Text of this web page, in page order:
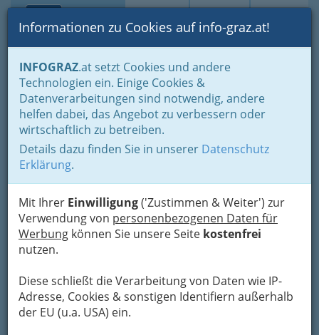
Suche Login Toggle
Informationen zu Cookies auf info-graz.at!
INFOGRAZ.at setzt Cookies und andere
Technologien ein. Einige Cookies &
Datenverarbeitungen sind notwendig, andere
helfen dabei, das Angebot zu verbessern oder
wirtschaftlich zu betreiben.
Details dazu finden Sie in unserer Datenschutz
Erklärung.
Mit Ihrer Einwilligung('Zustimmen & Weiter') zur
Verwendung von personenbezogenen Daten für
Werbung können Sie unsere Seite kostenfrei
nutzen.
Diese schließt die Verarbeitung von Daten wie IP-
Adresse, Cookies & sonstigen Identifiern außerhalb
der EU (u.a. USA) ein.
Home Lebens-Guide Aus- & Weiterbildung
Neue Berufe
Neue Berufe -
alte Bahnen
verlassen
Unzufrieden mit Ihrer
Arbeit? Sie suchen
mehr Herausforderung oder ein neues
interessanteres Aufgabengebiet?
Wenn Sie sich neu orientieren, keinen Job
sondern Ihre Berufung suchen, dann schauen
Sie sich doch die folgenden Beiträge, die laufend